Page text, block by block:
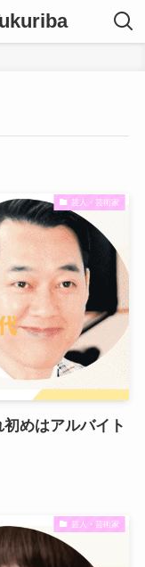
芸人・芸術家
めはアルバイト
芸人・芸術家